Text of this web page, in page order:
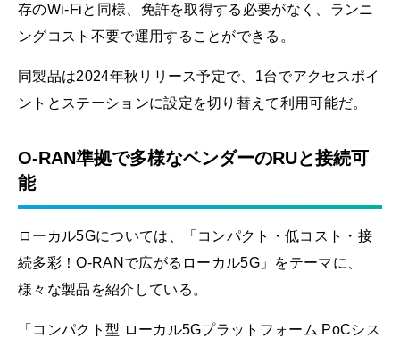
存のWi-Fiと同様、免許を取得する必要がなく、ランニ
ングコスト不要で運用することができる。
同製品は2024年秋リリース予定で、1台でアクセスポイ
ントとステーションに設定を切り替えて利用可能だ。
O-RAN準拠で多様なベンダーのRUと接続可
能
ローカル5Gについては、「コンパクト・低コスト・接
続多彩！O-RANで広がるローカル5G」をテーマに、
様々な製品を紹介している。
「コンパクト型 ローカル5Gプラットフォーム PoCシス